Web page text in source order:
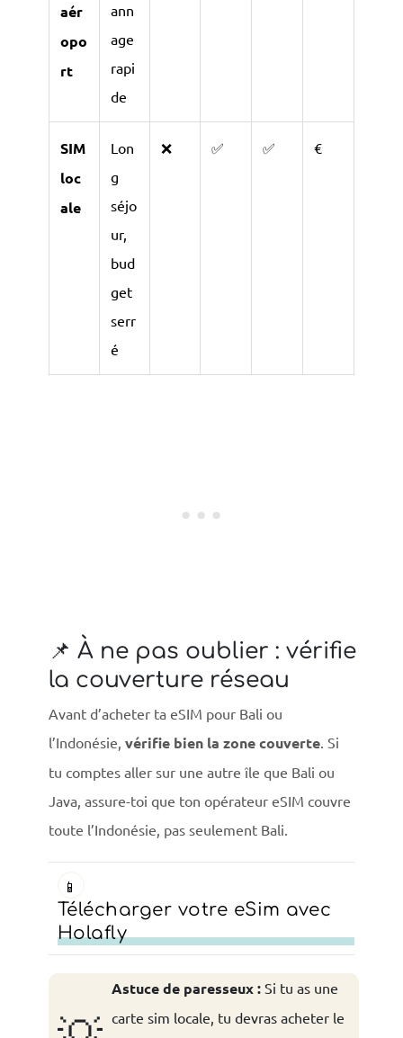
aér
opo
rt
ann
age
rapi
de
SIM
loc
ale
Lon
g
séjo
ur,
bud
get
serr
é
❌ ✅ ✅ €
📌 À ne pas oublier : vérifie
la couverture réseau
Avant d’acheter ta eSIM pour Bali ou
l’Indonésie, vérifie bien la zone couverte. Si
tu comptes aller sur une autre île que Bali ou
Java, assure-toi que ton opérateur eSIM couvre
toute l’Indonésie, pas seulement Bali.
📱
Télécharger votre eSim avec
Holafly
Astuce de paresseux : Si tu as une
carte sim locale, tu devras acheter le